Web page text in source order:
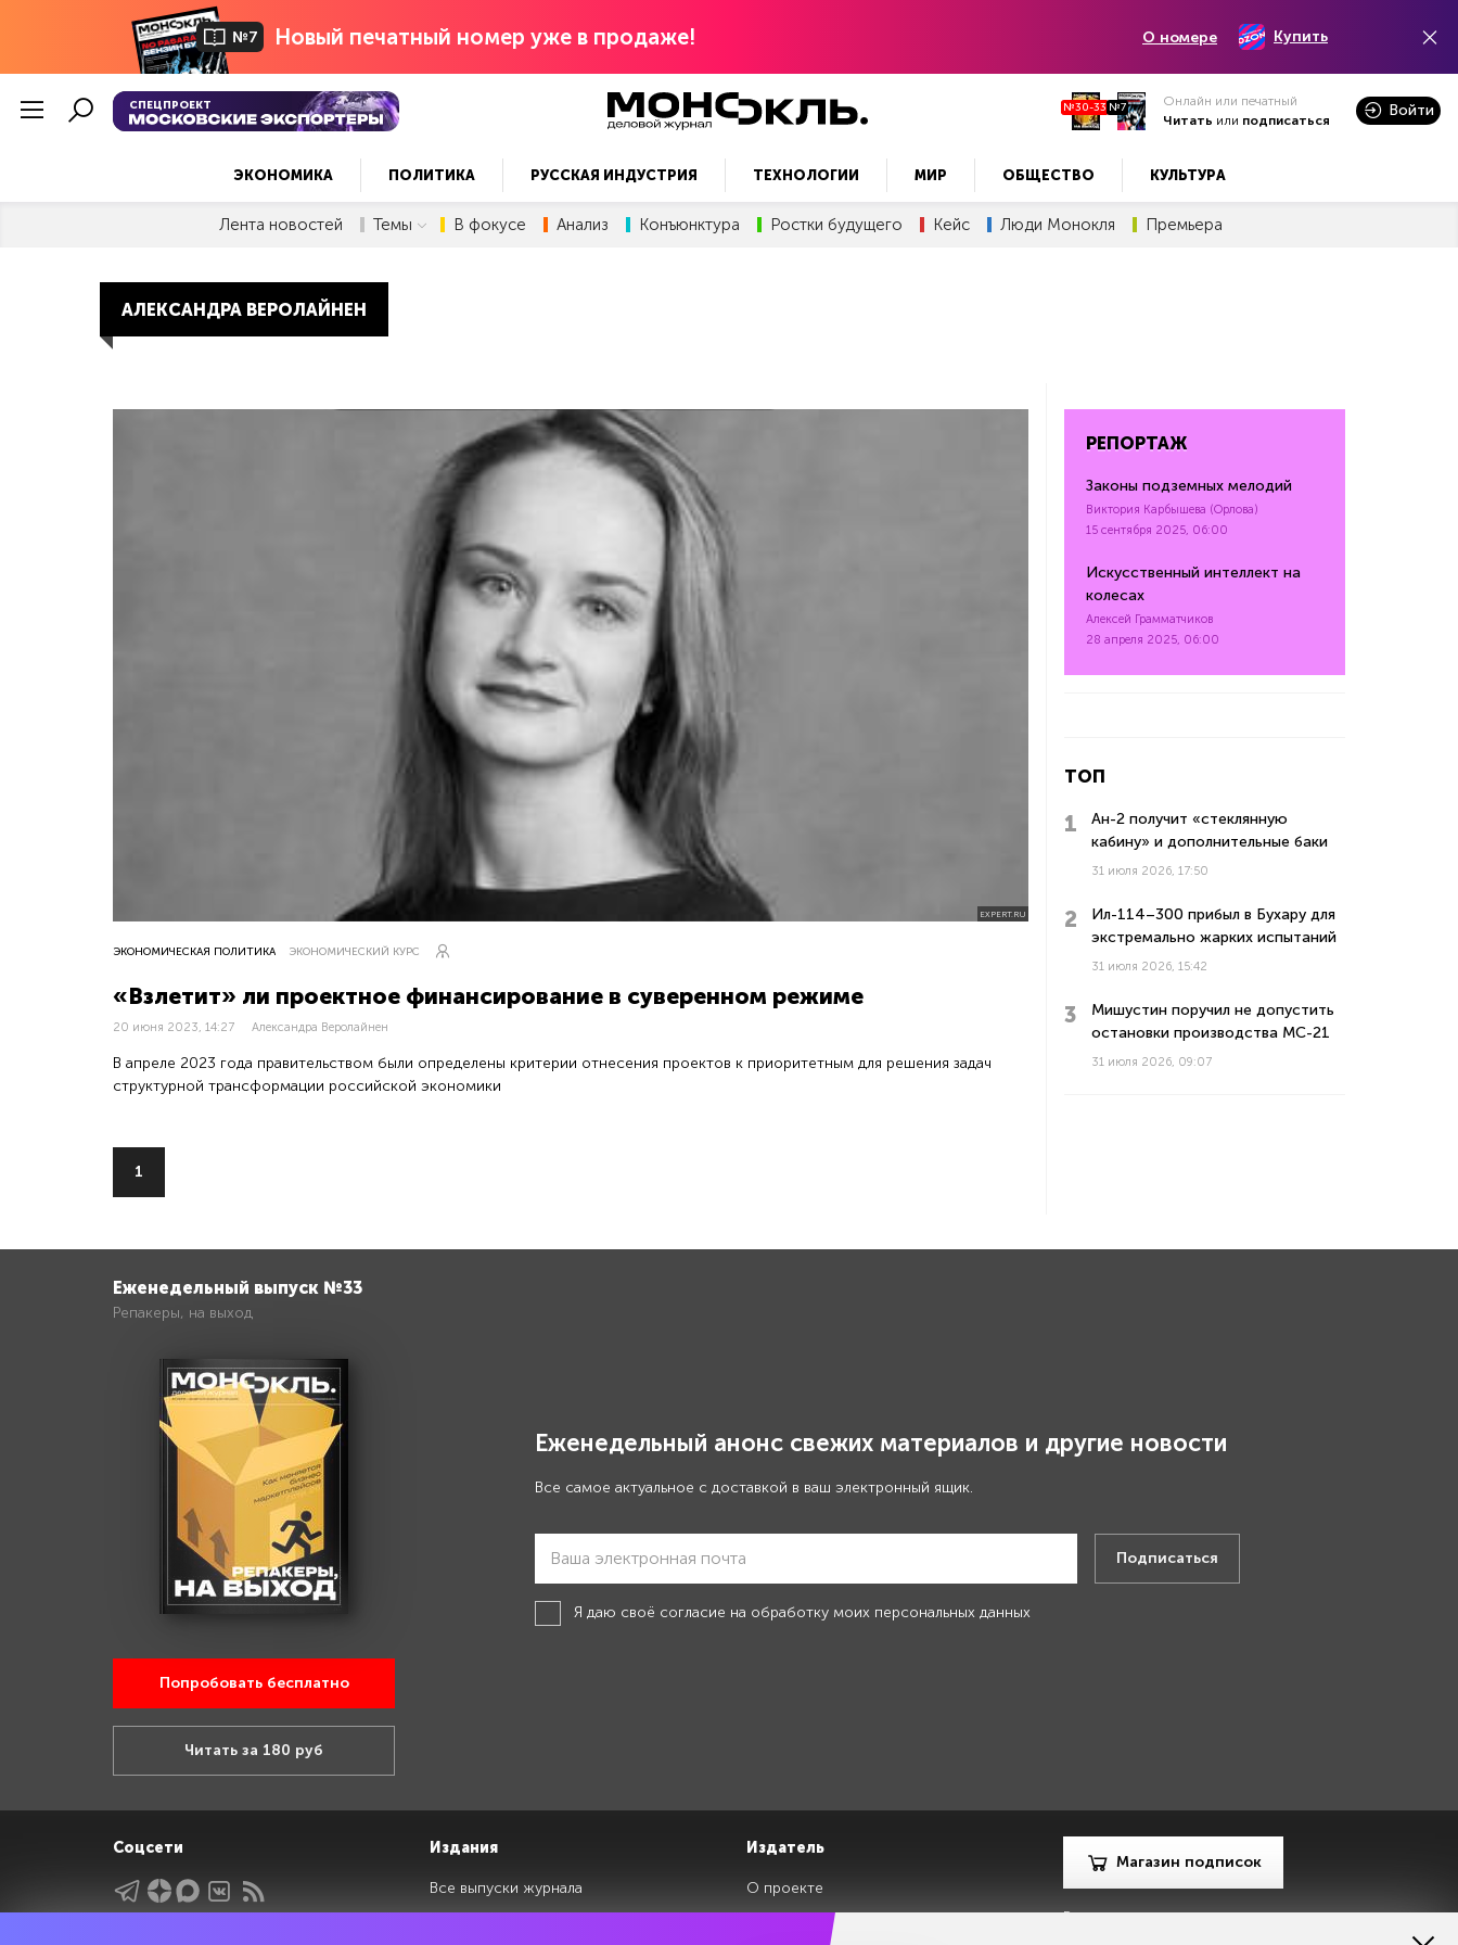
№7 Новый печатный номер уже в продаже! О номере Купить
СПЕЦПРОЕКТ №30-33 №7
Онлайн или печатный
Читать или подписаться
Войти
ЭКОНОМИКА ПОЛИТИКА РУССКАЯ ИНДУСТРИЯ ТЕХНОЛОГИИ МИР ОБЩЕСТВО КУЛЬТУРА
Лента новостей Темы В фокусе Анализ Конъюнктура Ростки будущего Кейс Люди Монокля Премьера
АЛЕКСАНДРА ВЕРОЛАЙНЕН
EXPERT.RU
ЭКОНОМИЧЕСКАЯ ПОЛИТИКА ЭКОНОМИЧЕСКИЙ КУРС
«Взлетит» ли проектное финансирование в суверенном режиме
20 июня 2023, 14:27 Александра Веролайнен
В апреле 2023 года правительством были определены критерии отнесения проектов к приоритетным для решения задач
структурной трансформации российской экономики
1
РЕПОРТАЖ
Законы подземных мелодий
Виктория Карбышева (Орлова)
15 сентября 2025, 06:00
Искусственный интеллект на
колесах
Алексей Грамматчиков
28 апреля 2025, 06:00
ТОП
Ан-2 получит «стеклянную
кабину» и дополнительные баки
31 июля 2026, 17:50
Ил-114–300 прибыл в Бухару для
экстремально жарких испытаний
31 июля 2026, 15:42
Мишустин поручил не допустить
остановки производства МС-21
31 июля 2026, 09:07
Еженедельный выпуск №33
Репакеры, на выход
Попробовать бесплатно
Читать за 180 руб
Еженедельный анонс свежих материалов и другие новости
Все самое актуальное с доставкой в ваш электронный ящик.
Подписаться
Я даю своё согласие на обработку моих персональных данных
Соцсети Издания
Все выпуски журнала
Издатель
О проекте
Магазин подписок
Рекламодателям